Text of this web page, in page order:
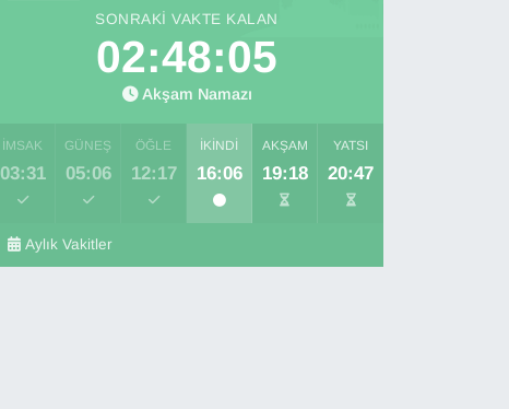
SONRAKI VAKTE KALAN
02:48:04
Akşam Namazı
İMSAK
03:31
GÜNEŞ
05:06
ÖĞLE
12:17
İKINDI
16:06
AKŞAM
19:18
YATSI
20:47
Aylık Vakitler